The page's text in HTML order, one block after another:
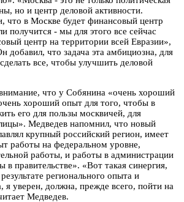
но и центр деловой активности.
в Москве будет финансовый центр
получится - мы для этого все сейчас
центр на территории всей Евразии»,
добавил, что задача эта амбициозна, для
все, чтобы улучшить деловой
что у Собянина «очень хороший
хороший опыт для того, чтобы в
его для пользы москвичей, для
Медведев напомнил, что новый
крупный российский регион, имеет
работы на федеральном уровне,
работы, и работы в администрации
в правительстве». «Вот такая синергия,
регионального опыта и
я уверен, должна, прежде всего, пойти на
Медведев.